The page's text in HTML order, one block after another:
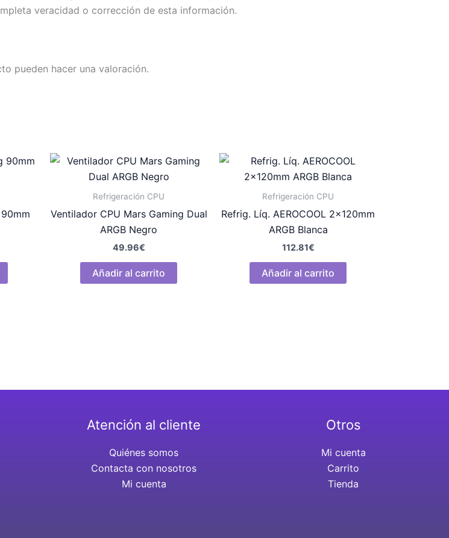
veracidad o corrección de esta información.
pueden hacer una valoración.
Refrigeración CPU
Ventilador CPU Mars Gaming Dual
ARGB Negro
49.96€
Añadir al carrito
Refrigeración CPU
Refrig. Líq. AEROCOOL 2x120mm
ARGB Blanca
112.81€
Añadir al carrito
Atención al cliente
Quiénes somos
Contacta con nosotros
Mi cuenta
Otros
Mi cuenta
Carrito
Tienda